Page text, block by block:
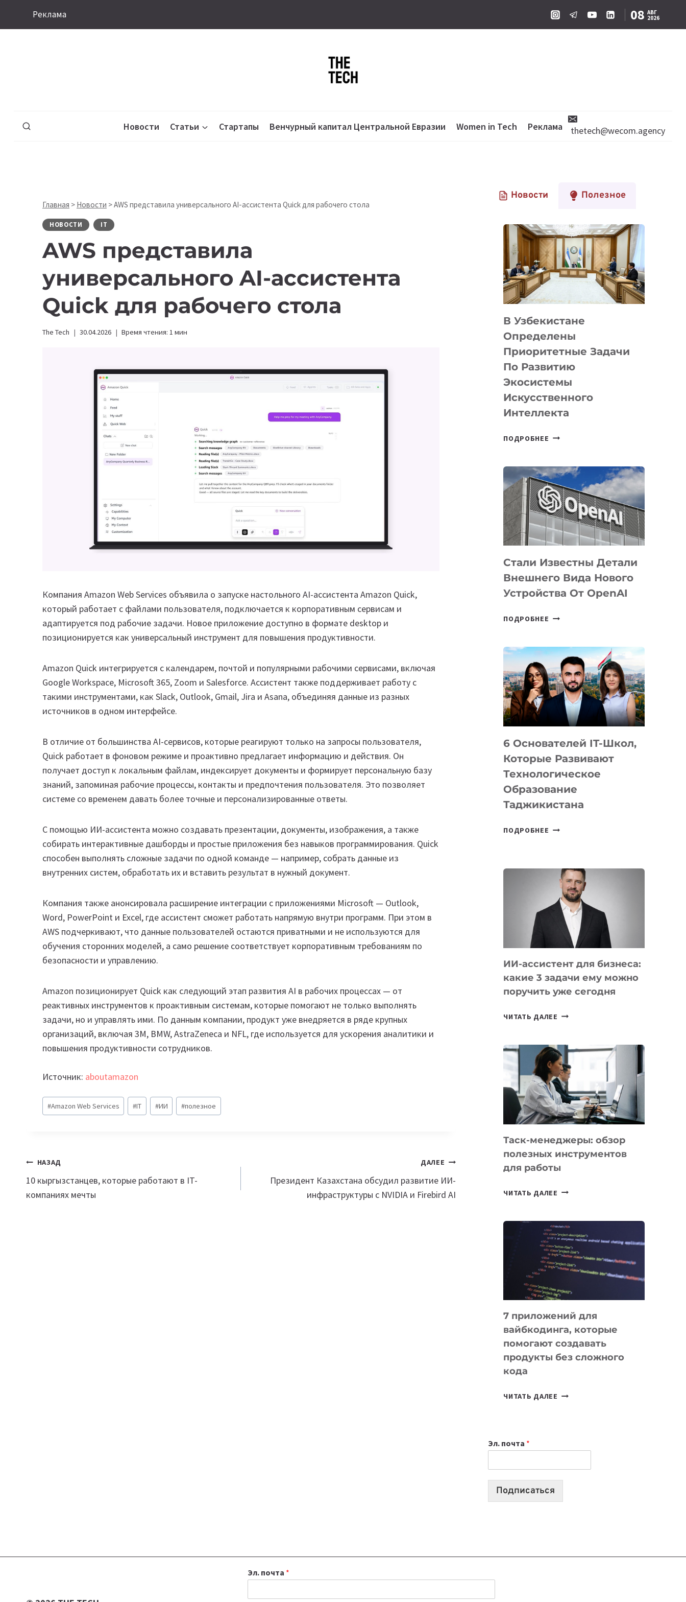
Реклама 08 АВГ
2026
Новости Статьи Стартапы Венчурный капитал Центральной Евразии Women in Tech Реклама thetech@wecom.agency
Главная > Новости >AWS представила универсального AI-ассистента Quick для рабочего стола
НОВОСТИ IT
AWS представила
универсального AI-ассистента
Quick для рабочего стола
The Tech 30.04.2026 Время чтения: 1 мин
Компания Amazon Web Services объявила о запуске настольного AI-ассистента Amazon Quick,
который работает с файлами пользователя, подключается к корпоративным сервисам и
адаптируется под рабочие задачи. Новое приложение доступно в формате desktop и
позиционируется как универсальный инструмент для повышения продуктивности.
Amazon Quick интегрируется с календарем, почтой и популярными рабочими сервисами, включая
Google Workspace, Microsoft 365, Zoom и Salesforce. Ассистент также поддерживает работу с
такими инструментами, как Slack, Outlook, Gmail, Jira и Asana, объединяя данные из разных
источников в одном интерфейсе.
В отличие от большинства AI-сервисов, которые реагируют только на запросы пользователя,
Quick работает в фоновом режиме и проактивно предлагает информацию и действия. Он
получает доступ к локальным файлам, индексирует документы и формирует персональную базу
знаний, запоминая рабочие процессы, контакты и предпочтения пользователя. Это позволяет
системе со временем давать более точные и персонализированные ответы.
С помощью ИИ-ассистента можно создавать презентации, документы, изображения, а также
собирать интерактивные дашборды и простые приложения без навыков программирования. Quick
способен выполнять сложные задачи по одной команде — например, собрать данные из
внутренних систем, обработать их и вставить результат в нужный документ.
Компания также анонсировала расширение интеграции с приложениями Microsoft — Outlook,
Word, PowerPoint и Excel, где ассистент сможет работать напрямую внутри программ. При этом в
AWS подчеркивают, что данные пользователей остаются приватными и не используются для
обучения сторонних моделей, а само решение соответствует корпоративным требованиям по
безопасности и управлению.
Amazon позиционирует Quick как следующий этап развития AI в рабочих процессах — от
реактивных инструментов к проактивным системам, которые помогают не только выполнять
задачи, но и управлять ими. По данным компании, продукт уже внедряется в ряде крупных
организаций, включая 3M, BMW, AstraZeneca и NFL, где используется для ускорения аналитики и
повышения продуктивности сотрудников.
Источник: aboutamazon
Метки
записи:
#Amazon Web Services #IT #ИИ #полезное
Навигация
по
НАЗАД
10 кыргызстанцев, которые работают в IT-
компаниях мечты
ДАЛЕЕ
Президент Казахстана обсудил развитие ИИ-
инфраструктуры с NVIDIA и Firebird AI
Новости Полезное
В Узбекистане
Определены
Приоритетные Задачи
По Развитию
Экосистемы
Искусственного
Интеллекта
ПОДРОБНЕЕ В
ПРИОРИТЕТНЫЕ
ЗАДАЧИ
ПО
РАЗВИТИЮ
ЭКОСИСТЕМЫ
ИСКУССТВЕННОГО
Стали Известны Детали
Внешнего Вида Нового
Устройства От OpenAI
ПОДРОБНЕЕ СТАЛИ
ВНЕШНЕГО
ВИДА
НОВОГО
УСТРОЙСТВА
OPENAI
6 Основателей IT-Школ,
Которые Развивают
Технологическое
Образование
Таджикистана
ПОДРОБНЕЕ
КОТОРЫЕ
РАЗВИВАЮТ
ТЕХНОЛОГИЧЕСКОЕ
ОБРАЗОВАНИЕ
ТАДЖИКИСТАНА
ИИ-ассистент для бизнеса:
какие 3 задачи ему можно
поручить уже сегодня
ЧИТАТЬ ДАЛЕЕ ИИ-
БИЗНЕСА:
КАКИЕ
3
ЗАДАЧИ
ЕМУ
МОЖНО
УЖЕ
СЕГОДНЯ
Таск-менеджеры: обзор
полезных инструментов
для работы
ЧИТАТЬ ДАЛЕЕ ТАСК-
ПОЛЕЗНЫХ
ИНСТРУМЕНТОВ
ДЛЯ
РАБОТЫ
7 приложений для
вайбкодинга, которые
помогают создавать
продукты без сложного
кода
ЧИТАТЬ ДАЛЕЕ
СОЗДАВАТЬ
ПРОДУКТЫ
Эл. почта *
Подписаться
Эл. почта *